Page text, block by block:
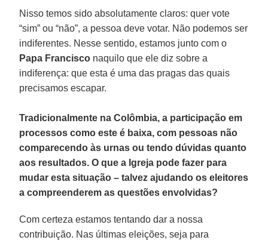
Nisso temos sido absolutamente claros: quer vote
“sim” ou “não”, a pessoa deve votar. Não podemos ser
indiferentes. Nesse sentido, estamos junto com o
Papa Francisco naquilo que ele diz sobre a
indiferença: que esta é uma das pragas das quais
precisamos escapar.
Tradicionalmente na Colômbia, a participação em
processos como este é baixa, com pessoas não
comparecendo às urnas ou tendo dúvidas quanto
aos resultados. O que a Igreja pode fazer para
mudar esta situação – talvez ajudando os eleitores
a compreenderem as questões envolvidas?
Com certeza estamos tentando dar a nossa
contribuição. Nas últimas eleições, seja para